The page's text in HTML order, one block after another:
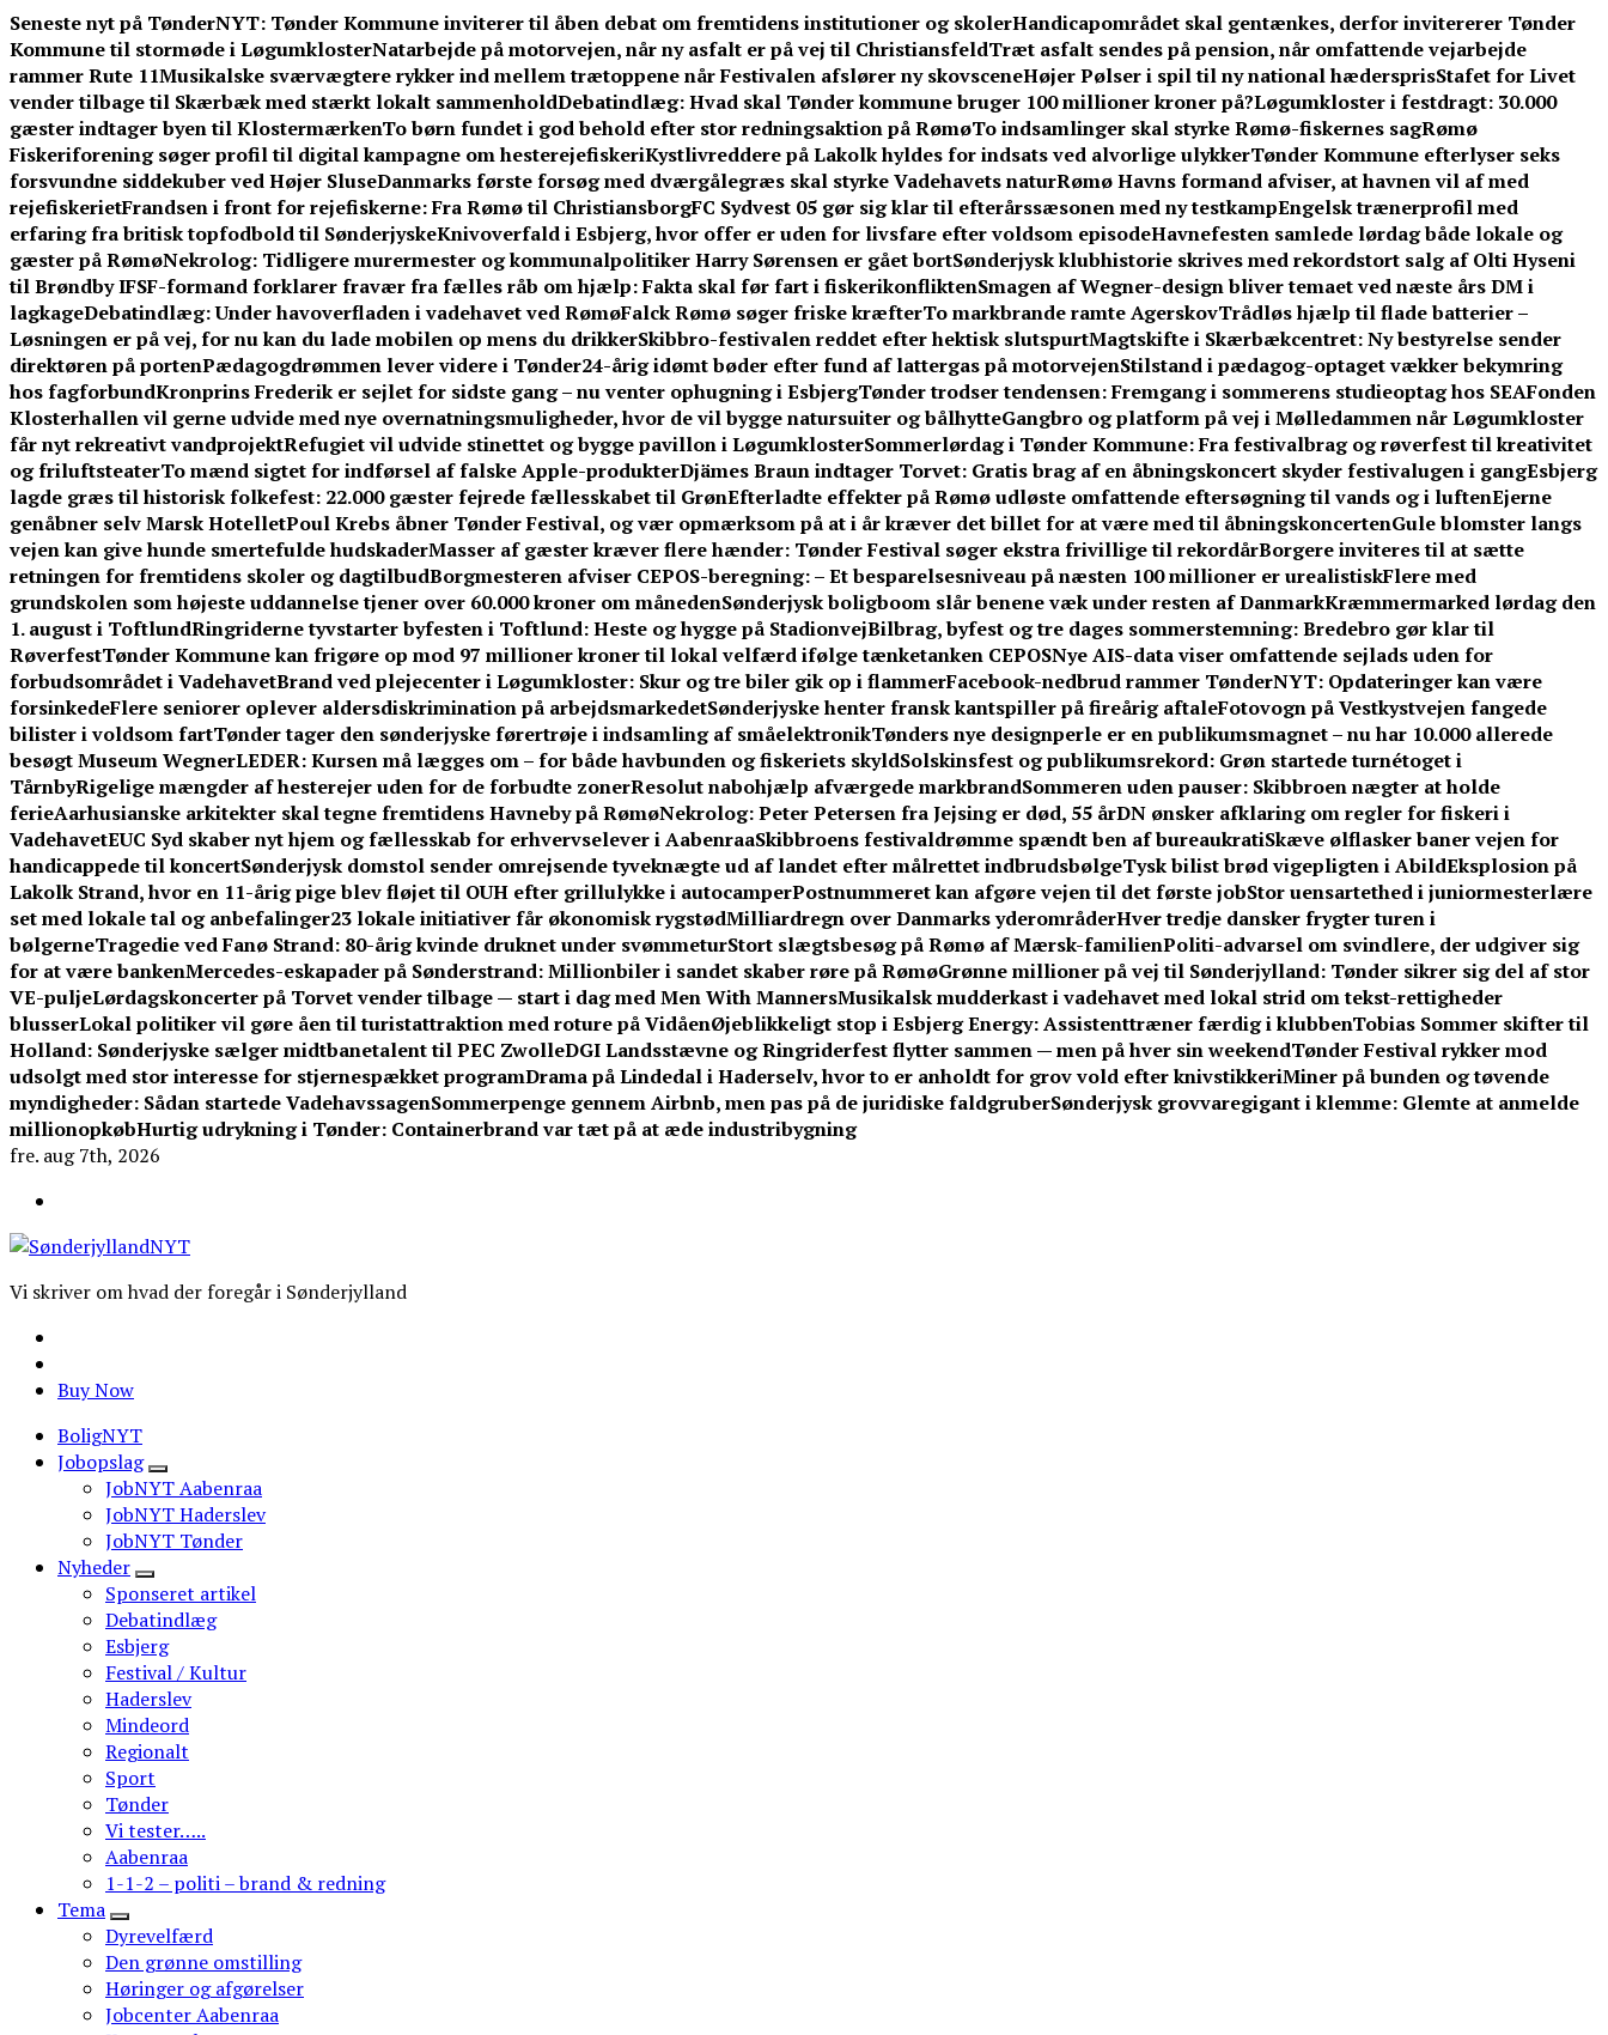
Skip
to
content
Seneste nyt på TønderNYT: Tønder Kommune inviterer til åben debat om fremtidens institutioner og skolerHandicapområdet skal gentænkes, derfor invitererer Tønder
Kommune til stormøde i LøgumklosterNatarbejde på motorvejen, når ny asfalt er på vej til ChristiansfeldTræt asfalt sendes på pension, når omfattende vejarbejde
rammer Rute 11Musikalske sværvægtere rykker ind mellem trætoppene når Festivalen afslører ny skovsceneHøjer Pølser i spil til ny national hædersprisStafet for Livet
vender tilbage til Skærbæk med stærkt lokalt sammenholdDebatindlæg: Hvad skal Tønder kommune bruger 100 millioner kroner på?Løgumkloster i festdragt: 30.000
gæster indtager byen til KlostermærkenTo børn fundet i god behold efter stor redningsaktion på RømøTo indsamlinger skal styrke Rømø-fiskernes sagRømø
Fiskeriforening søger profil til digital kampagne om hesterejefiskeriKystlivreddere på Lakolk hyldes for indsats ved alvorlige ulykkerTønder Kommune efterlyser seks
forsvundne siddekuber ved Højer SluseDanmarks første forsøg med dværgålegræs skal styrke Vadehavets naturRømø Havns formand afviser, at havnen vil af med
rejefiskerietFrandsen i front for rejefiskerne: Fra Rømø til ChristiansborgFC Sydvest 05 gør sig klar til efterårssæsonen med ny testkampEngelsk trænerprofil med
erfaring fra britisk topfodbold til SønderjyskeKnivoverfald i Esbjerg, hvor offer er uden for livsfare efter voldsom episodeHavnefesten samlede lørdag både lokale og
gæster på RømøNekrolog: Tidligere murermester og kommunalpolitiker Harry Sørensen er gået bortSønderjysk klubhistorie skrives med rekordstort salg af Olti Hyseni
til Brøndby IFSF-formand forklarer fravær fra fælles råb om hjælp: Fakta skal før fart i fiskerikonfliktenSmagen af Wegner-design bliver temaet ved næste års DM i
lagkageDebatindlæg: Under havoverfladen i vadehavet ved RømøFalck Rømø søger friske kræfterTo markbrande ramte AgerskovTrådløs hjælp til flade batterier –
Løsningen er på vej, for nu kan du lade mobilen op mens du drikkerSkibbro-festivalen reddet efter hektisk slutspurtMagtskifte i Skærbækcentret: Ny bestyrelse sender
direktøren på portenPædagogdrømmen lever videre i Tønder24-årig idømt bøder efter fund af lattergas på motorvejenStilstand i pædagog-optaget vækker bekymring
hos fagforbundKronprins Frederik er sejlet for sidste gang – nu venter ophugning i EsbjergTønder trodser tendensen: Fremgang i sommerens studieoptag hos SEAFonden
Klosterhallen vil gerne udvide med nye overnatningsmuligheder, hvor de vil bygge natursuiter og bålhytteGangbro og platform på vej i Mølledammen når Løgumkloster
får nyt rekreativt vandprojektRefugiet vil udvide stinettet og bygge pavillon i LøgumklosterSommerlørdag i Tønder Kommune: Fra festivalbrag og røverfest til kreativitet
og friluftsteaterTo mænd sigtet for indførsel af falske Apple-produkterDjämes Braun indtager Torvet: Gratis brag af en åbningskoncert skyder festivalugen i gangEsbjerg
lagde græs til historisk folkefest: 22.000 gæster fejrede fællesskabet til GrønEfterladte effekter på Rømø udløste omfattende eftersøgning til vands og i luftenEjerne
genåbner selv Marsk HotelletPoul Krebs åbner Tønder Festival, og vær opmærksom på at i år kræver det billet for at være med til åbningskoncertenGule blomster langs
vejen kan give hunde smertefulde hudskaderMasser af gæster kræver flere hænder: Tønder Festival søger ekstra frivillige til rekordårBorgere inviteres til at sætte
retningen for fremtidens skoler og dagtilbudBorgmesteren afviser CEPOS-beregning: – Et besparelsesniveau på næsten 100 millioner er urealistiskFlere med
grundskolen som højeste uddannelse tjener over 60.000 kroner om månedenSønderjysk boligboom slår benene væk under resten af DanmarkKræmmermarked lørdag den
1. august i ToftlundRingriderne tyvstarter byfesten i Toftlund: Heste og hygge på StadionvejBilbrag, byfest og tre dages sommerstemning: Bredebro gør klar til
RøverfestTønder Kommune kan frigøre op mod 97 millioner kroner til lokal velfærd ifølge tænketanken CEPOSNye AIS-data viser omfattende sejlads uden for
forbudsområdet i VadehavetBrand ved plejecenter i Løgumkloster: Skur og tre biler gik op i flammerFacebook-nedbrud rammer TønderNYT: Opdateringer kan være
forsinkedeFlere seniorer oplever aldersdiskrimination på arbejdsmarkedetSønderjyske henter fransk kantspiller på fireårig aftaleFotovogn på Vestkystvejen fangede
bilister i voldsom fartTønder tager den sønderjyske førertrøje i indsamling af småelektronikTønders nye designperle er en publikumsmagnet – nu har 10.000 allerede
besøgt Museum WegnerLEDER: Kursen må lægges om – for både havbunden og fiskeriets skyldSolskinsfest og publikumsrekord: Grøn startede turnétoget i
TårnbyRigelige mængder af hesterejer uden for de forbudte zonerResolut nabohjælp afværgede markbrandSommeren uden pauser: Skibbroen nægter at holde
ferieAarhusianske arkitekter skal tegne fremtidens Havneby på RømøNekrolog: Peter Petersen fra Jejsing er død, 55 årDN ønsker afklaring om regler for fiskeri i
VadehavetEUC Syd skaber nyt hjem og fællesskab for erhvervselever i AabenraaSkibbroens festivaldrømme spændt ben af bureaukratiSkæve ølflasker baner vejen for
handicappede til koncertSønderjysk domstol sender omrejsende tyveknægte ud af landet efter målrettet indbrudsbølgeTysk bilist brød vigepligten i AbildEksplosion på
Lakolk Strand, hvor en 11-årig pige blev fløjet til OUH efter grillulykke i autocamperPostnummeret kan afgøre vejen til det første jobStor uensartethed i juniormesterlære
set med lokale tal og anbefalinger23 lokale initiativer får økonomisk rygstødMilliardregn over Danmarks yderområderHver tredje dansker frygter turen i
bølgerneTragedie ved Fanø Strand: 80-årig kvinde druknet under svømmeturStort slægtsbesøg på Rømø af Mærsk-familienPoliti-advarsel om svindlere, der udgiver sig
for at være bankenMercedes-eskapader på Sønderstrand: Millionbiler i sandet skaber røre på RømøGrønne millioner på vej til Sønderjylland: Tønder sikrer sig del af stor
VE-puljeLørdagskoncerter på Torvet vender tilbage — start i dag med Men With MannersMusikalsk mudderkast i vadehavet med lokal strid om tekst-rettigheder
blusserLokal politiker vil gøre åen til turistattraktion med roture på VidåenØjeblikkeligt stop i Esbjerg Energy: Assistenttræner færdig i klubbenTobias Sommer skifter til
Holland: Sønderjyske sælger midtbanetalent til PEC ZwolleDGI Landsstævne og Ringriderfest flytter sammen — men på hver sin weekendTønder Festival rykker mod
udsolgt med stor interesse for stjernespækket programDrama på Lindedal i Haderselv, hvor to er anholdt for grov vold efter knivstikkeriMiner på bunden og tøvende
myndigheder: Sådan startede VadehavssagenSommerpenge gennem Airbnb, men pas på de juridiske faldgruberSønderjysk grovvaregigant i klemme: Glemte at anmelde
millionopkøbHurtig udrykning i Tønder: Containerbrand var tæt på at æde industribygning
fre. aug 7th, 2026
Vi skriver om hvad der foregår i Sønderjylland
Buy Now
BoligNYT
Jobopslag
JobNYT Aabenraa
JobNYT Haderslev
JobNYT Tønder
Nyheder
Sponseret artikel
Debatindlæg
Esbjerg
Festival / Kultur
Haderslev
Mindeord
Regionalt
Sport
Tønder
Vi tester…..
Aabenraa
1-1-2 – politi – brand & redning
Tema
Dyrevelfærd
Den grønne omstilling
Høringer og afgørelser
Jobcenter Aabenraa